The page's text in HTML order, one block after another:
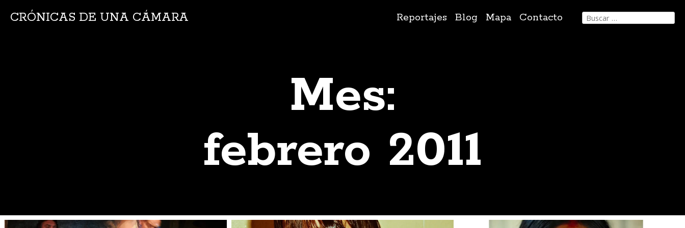
CRÓNICAS DE UNA CÁMARA
IrReportajes Blog Mapa Contacto Buscar:
Mes:
febrero 2011